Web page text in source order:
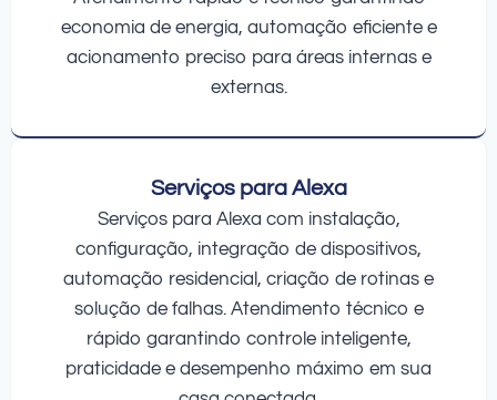
economia de energia, automação eficiente e
acionamento preciso para áreas internas e
externas.
Serviços para Alexa
Serviços para Alexa com instalação,
configuração, integração de dispositivos,
automação residencial, criação de rotinas e
solução de falhas. Atendimento técnico e
rápido garantindo controle inteligente,
praticidade e desempenho máximo em sua